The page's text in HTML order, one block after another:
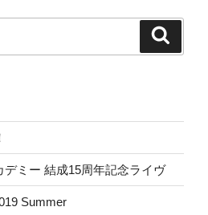
ミー 結成15周年記念ライヴ
Summer